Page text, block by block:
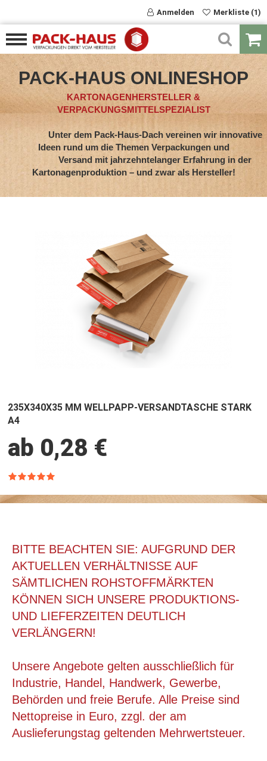
Anmelden Merkliste (1)
PACK-HAUS ONLINESHOP
KARTONAGENHERSTELLER &
VERPACKUNGSMITTELSPEZIALIST
Unter dem Pack-Haus-Dach vereinen wir innovative
Ideen rund um die Themen Verpackungen und
Versand mit jahrzehntelanger Erfahrung in der
Kartonagenproduktion – und zwar als Hersteller!
235X340X35 MM WELLPAPP-VERSANDTASCHE STARK
A4
ab 0,28 €
235X340X35 MM WELLPAPP-VERSANDTASCHE STARK
A4
ab 0,28 €
BITTE BEACHTEN SIE: AUFGRUND DER
AKTUELLEN VERHÄLTNISSE AUF
SÄMTLICHEN ROHSTOFFMÄRKTEN
KÖNNEN SICH UNSERE PRODUKTIONS-
UND LIEFERZEITEN DEUTLICH
VERLÄNGERN!
Unsere Angebote gelten ausschließlich für
Industrie, Handel, Handwerk, Gewerbe,
Behörden und freie Berufe. Alle Preise sind
Nettopreise in Euro, zzgl. der am
Auslieferungstag geltenden Mehrwertsteuer.